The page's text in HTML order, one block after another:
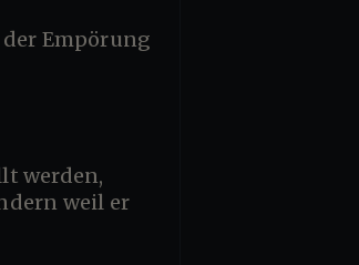
weil er